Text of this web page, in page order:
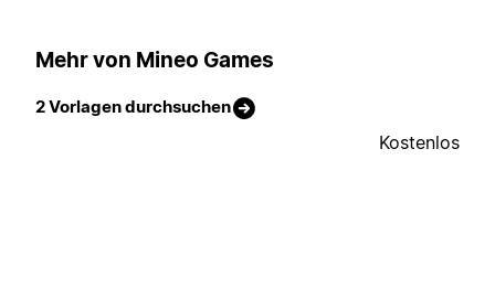
Mehr von Mineo Games
2 Vorlagen durchsuchen
Kostenlos